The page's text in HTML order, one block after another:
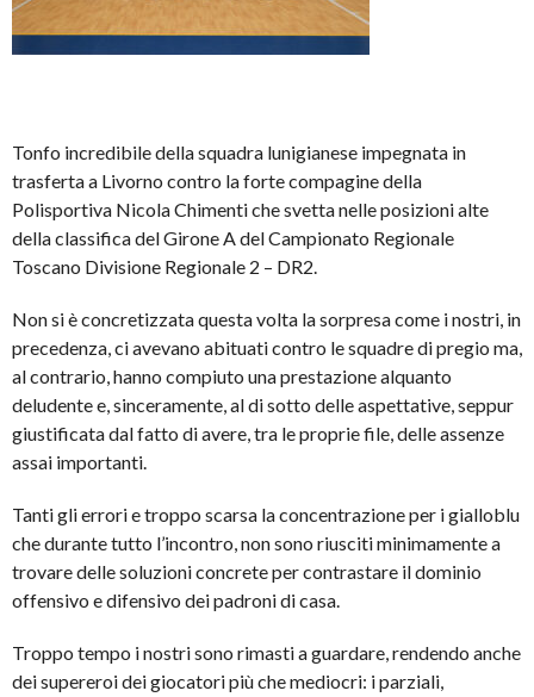
Tonfo incredibile della squadra lunigianese impegnata in
trasferta a Livorno contro la forte compagine della
Polisportiva Nicola Chimenti che svetta nelle posizioni alte
della classifica del Girone A del Campionato Regionale
Toscano Divisione Regionale 2 – DR2.
Non si è concretizzata questa volta la sorpresa come i nostri, in
precedenza, ci avevano abituati contro le squadre di pregio ma,
al contrario, hanno compiuto una prestazione alquanto
deludente e, sinceramente, al di sotto delle aspettative, seppur
giustificata dal fatto di avere, tra le proprie file, delle assenze
assai importanti.
Tanti gli errori e troppo scarsa la concentrazione per i gialloblu
che durante tutto l’incontro, non sono riusciti minimamente a
trovare delle soluzioni concrete per contrastare il dominio
offensivo e difensivo dei padroni di casa.
Troppo tempo i nostri sono rimasti a guardare, rendendo anche
dei supereroi dei giocatori più che mediocri: i parziali,